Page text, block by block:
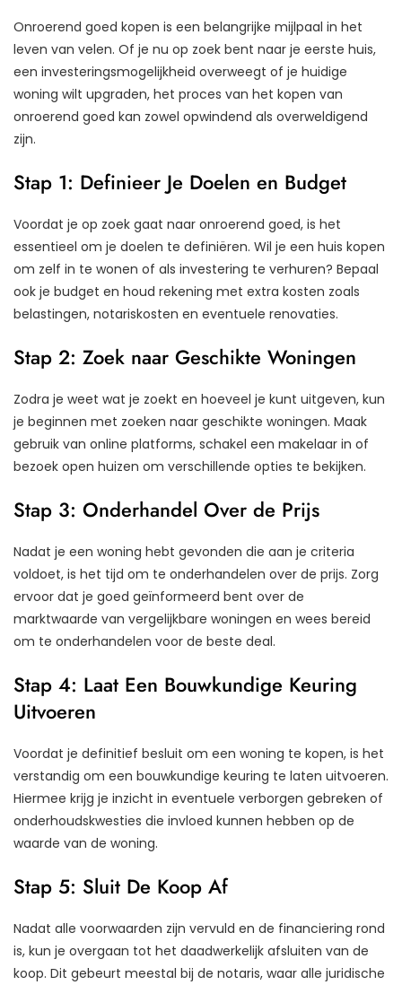
Onroerend goed kopen is een belangrijke mijlpaal in het
leven van velen. Of je nu op zoek bent naar je eerste huis,
een investeringsmogelijkheid overweegt of je huidige
woning wilt upgraden, het proces van het kopen van
onroerend goed kan zowel opwindend als overweldigend
zijn.
Stap 1: Definieer Je Doelen en Budget
Voordat je op zoek gaat naar onroerend goed, is het
essentieel om je doelen te definiëren. Wil je een huis kopen
om zelf in te wonen of als investering te verhuren? Bepaal
ook je budget en houd rekening met extra kosten zoals
belastingen, notariskosten en eventuele renovaties.
Stap 2: Zoek naar Geschikte Woningen
Zodra je weet wat je zoekt en hoeveel je kunt uitgeven, kun
je beginnen met zoeken naar geschikte woningen. Maak
gebruik van online platforms, schakel een makelaar in of
bezoek open huizen om verschillende opties te bekijken.
Stap 3: Onderhandel Over de Prijs
Nadat je een woning hebt gevonden die aan je criteria
voldoet, is het tijd om te onderhandelen over de prijs. Zorg
ervoor dat je goed geïnformeerd bent over de
marktwaarde van vergelijkbare woningen en wees bereid
om te onderhandelen voor de beste deal.
Stap 4: Laat Een Bouwkundige Keuring
Uitvoeren
Voordat je definitief besluit om een woning te kopen, is het
verstandig om een bouwkundige keuring te laten uitvoeren.
Hiermee krijg je inzicht in eventuele verborgen gebreken of
onderhoudskwesties die invloed kunnen hebben op de
waarde van de woning.
Stap 5: Sluit De Koop Af
Nadat alle voorwaarden zijn vervuld en de financiering rond
is, kun je overgaan tot het daadwerkelijk afsluiten van de
koop. Dit gebeurt meestal bij de notaris, waar alle juridische